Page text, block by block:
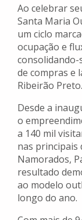
Ao celebrar
Santa Maria
um ciclo
ocupação e
consolidando-
de compras e
Ribeirão Preto.
Desde a
o
a 140 mil
nas principais
Namorados,
resultado
ao modelo
longo do ano.